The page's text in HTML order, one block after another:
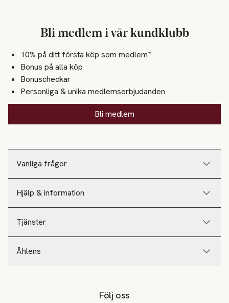
Vanliga frågor
Hjälp & information
Tjänster
Åhlens
Bli medlem i vår kundklubb
10% på ditt första köp som medlem*
Bonus på alla köp
Bonuscheckar
Personliga & unika medlemserbjudanden
Bli medlem
Följ oss